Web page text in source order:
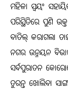
ମହିଳା ସ୍ୱୟଂ
ପରିସ୍ଥିତିରେ ପୁଣି
ବାତିଲ୍‍ କରାଗଲା
ନଗର ଉନ୍ନୟନ
ସର୍ବପୁରାତନ
ତୁରନ୍ତ ଖୋଲିବା